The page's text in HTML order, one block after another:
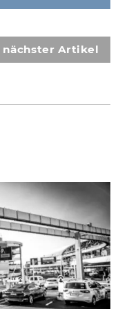
nächster Artikel